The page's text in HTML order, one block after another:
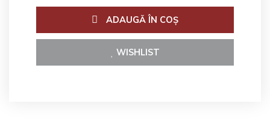
ADAUGĂ ÎN COŞ
WISHLIST